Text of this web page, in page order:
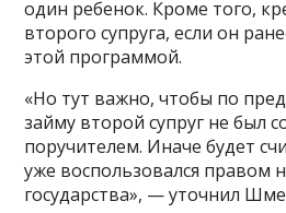
один ребенок. Кроме того,
второго супруга, если он
этой программой.
«Но тут важно, чтобы по
займу второй супруг не был
поручителем. Иначе будет
уже воспользовался правом
государства», — уточнил